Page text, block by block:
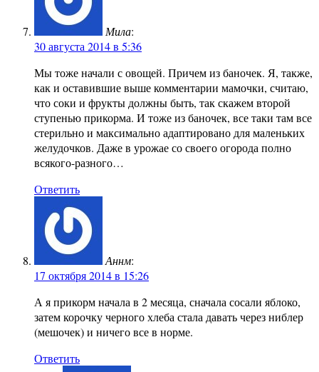
Мила:
30 августа 2014 в 5:36
Мы тоже начали с овощей. Причем из баночек. Я, также,
как и оставившие выше комментарии мамочки, считаю,
что соки и фрукты должны быть, так скажем второй
ступенью прикорма. И тоже из баночек, все таки там все
стерильно и максимально адаптировано для маленьких
желудочков. Даже в урожае со своего огорода полно
всякого-разного…
Ответить
Аннм:
17 октября 2014 в 15:26
А я прикорм начала в 2 месяца, сначала сосали яблоко,
затем корочку черного хлеба стала давать через ниблер
(мешочек) и ничего все в норме.
Ответить